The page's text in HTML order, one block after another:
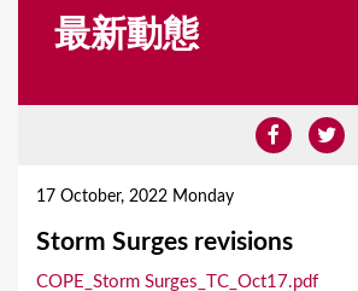
最新動態
17 October, 2022 Monday
Storm Surges revisions
COPE_Storm Surges_TC_Oct17.pdf